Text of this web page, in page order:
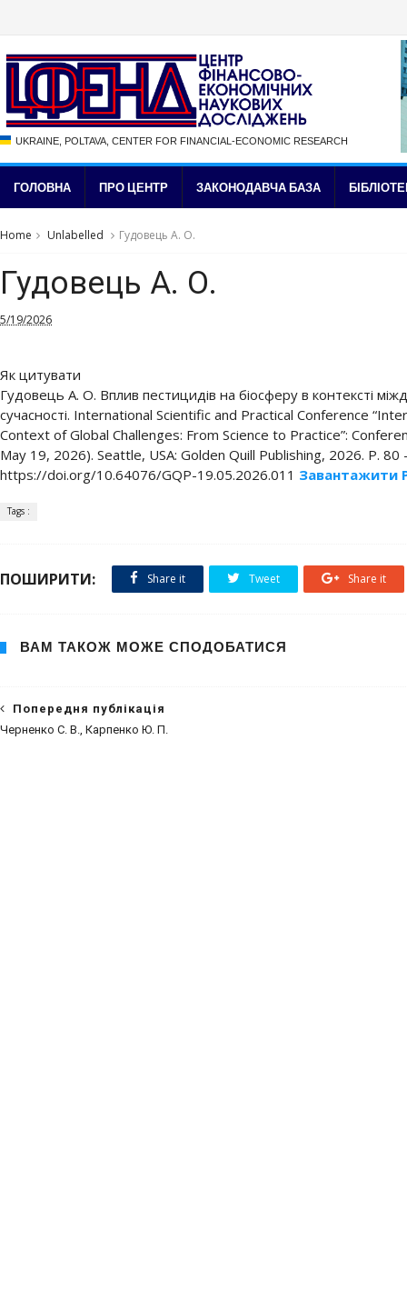
UKRAINE, POLTAVA, CENTER FOR FINANCIAL-ECONOMIC RESEARCH
ГОЛОВНА ПРО ЦЕНТР ЗАКОНОДАВЧА БАЗА
Home Unlabelled Гудовець А. О.
Гудовець А. О.
5/19/2026
Як цитувати
Гудовець А. О. Вплив пестицидів на біосферу в контексті
сучасності. International Scientific and Practical Conference
Context of Global Challenges: From Science to Practice”:
May 19, 2026). Seattle, USA: Golden Quill Publishing, 2026. P. 80
https://doi.org/10.64076/GQP-19.05.2026.011 Завантажити
Tags :
ПОШИРИТИ: Share it Tweet Share it
ВАМ ТАКОЖ МОЖЕ СПОДОБАТИСЯ
Попередня публікація
Черненко С. В., Карпенко Ю. П.